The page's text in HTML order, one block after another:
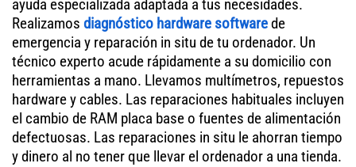
ayuda especializada adaptada a tus necesidades.
Realizamos diagnóstico hardware softwarede
emergencia y reparación in situ de tu ordenador. Un
técnico experto acude rápidamente a su domicilio con
herramientas a mano. Llevamos multímetros, repuestos
hardware y cables. Las reparaciones habituales incluyen
el cambio de RAM placa base o fuentes de alimentación
defectuosas. Las reparaciones in situ le ahorran tiempo
y dinero al no tener que llevar el ordenador a una tienda.